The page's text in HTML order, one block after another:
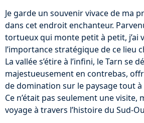
Je garde un souvenir vivace de ma
dans cet endroit enchanteur.
tortueux qui monte petit à petit, j’ai
l’importance stratégique de ce lieu
La vallée s’étire à l’infini, le Tarn se
majestueusement en contrebas,
de domination sur le paysage tout
Ce n’était pas seulement une visite,
voyage à travers l’histoire du Sud-